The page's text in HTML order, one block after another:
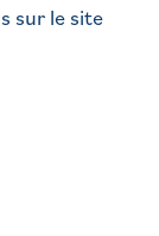
sur le site